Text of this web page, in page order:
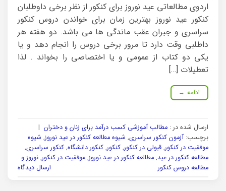
اردوی مطالعاتی عید نوروز برای کنکور از نظر برخی داوطلبان
کنکور عید نوروز بهترین زمان برای خواندن دروس کنکور
سراسری و جبران عقب ماندگی ها می باشد. دو هفته هر
داطلبی وقت دارد تا مرور برخی دروس را انجام دهد و یا
یکی دو کتاب از عمومی و یا اختصاصی را بخواند . لذا
تعطیلات […]
ادامه →
ارسال شده در : مطالب آموزشی کسب درآمد برای زنان و دختران |
برچسب:آزمون کنکور سراسری, شیوه مطالعه کنکور در عید نوروز, شیوه
موفقیت در کنکور, قبولی در کنکور, کنکور, کنکور دانشگاه, کنکور سراسری,
مطالعه کنکور در عید, مطالعه کنکور در عید نوروز, موفقیت در کنکور, نوروز و
مطالعه دروس کنکور
ارسال دیدگاه